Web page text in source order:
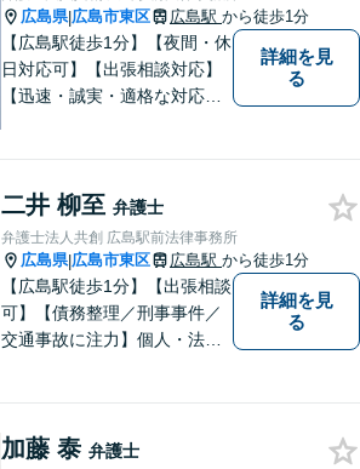
広島県|広島市東区 広島駅 から徒歩1分
【広島駅徒歩1分】【夜間・休
日対応可】【出張相談対応】
【迅速・誠実・適格な対応】
重視しています。また、弊事
務所は迅速な対応・回答を最
優先にしています。
詳細を見
る
二井 柳至 弁護士
弁護士法人共創 広島駅前法律事務所
広島県|広島市東区 広島駅 から徒歩1分
【広島駅徒歩1分】【出張相談
可】【債務整理／刑事事件／
交通事故に注力】個人・法人
の「平和」が実現できるよ
詳細を見
る
加藤 泰 弁護士